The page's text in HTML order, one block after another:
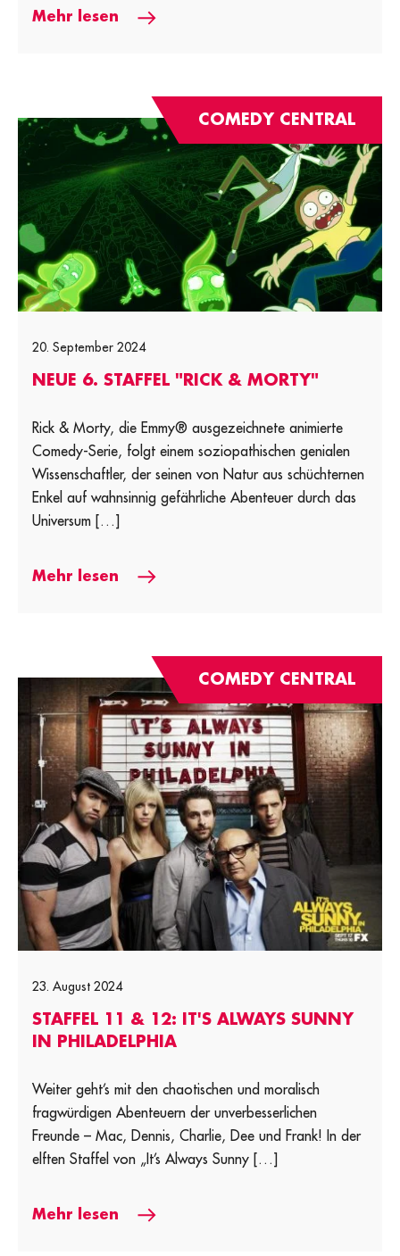
Mehr lesen
COMEDY CENTRAL
20. September 2024
NEUE 6. STAFFEL "RICK & MORTY"
Rick & Morty, die Emmy® ausgezeichnete animierte
Comedy-Serie, folgt einem soziopathischen genialen
Wissenschaftler, der seinen von Natur aus schüchternen
Enkel auf wahnsinnig gefährliche Abenteuer durch das
Universum […]
Mehr lesen
COMEDY CENTRAL
23. August 2024
STAFFEL 11 & 12: IT'S ALWAYS SUNNY
IN PHILADELPHIA
Weiter geht’s mit den chaotischen und moralisch
fragwürdigen Abenteuern der unverbesserlichen
Freunde – Mac, Dennis, Charlie, Dee und Frank! In der
elften Staffel von „It’s Always Sunny […]
Mehr lesen